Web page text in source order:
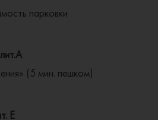
парковки
(5 мин. пешком)
Е